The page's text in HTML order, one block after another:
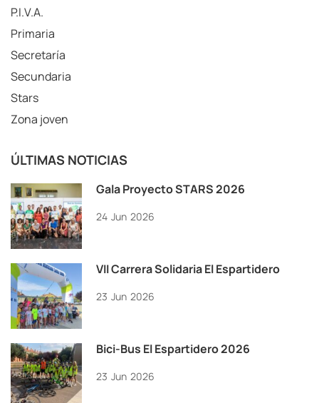
P.I.V.A.
Primaria
Secretaría
Secundaria
Stars
Zona joven
ÚLTIMAS NOTICIAS
Gala Proyecto STARS 2026
24 Jun 2026
VII Carrera Solidaria El Espartidero
23 Jun 2026
Bici-Bus El Espartidero 2026
23 Jun 2026